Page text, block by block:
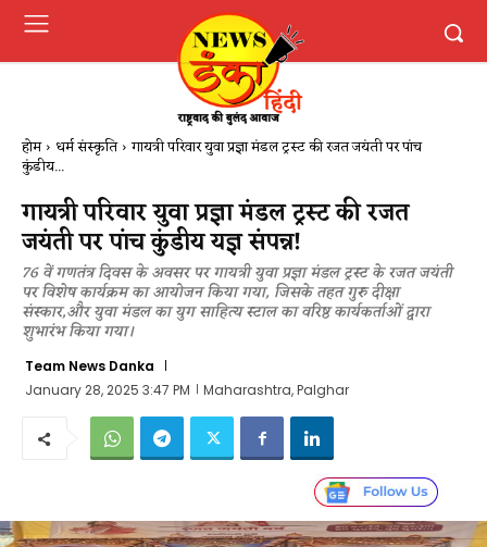
होम धर्म संस्कृति गायत्री परिवार युवा प्रज्ञा मंडल ट्रस्ट की रजत जयंती पर पांच
कुंडीय...
गायत्री परिवार युवा प्रज्ञा मंडल ट्रस्ट की रजत
जयंती पर पांच कुंडीय यज्ञ संपन्न!
76 वें गणतंत्र दिवस के अवसर पर गायत्री युवा प्रज्ञा मंडल ट्रस्ट के रजत जयंती
पर विशेष कार्यक्रम का आयोजन किया गया, जिसके तहत गुरु दीक्षा
संस्कार,और युवा मंडल का युग साहित्य स्टाल का वरिष्ठ कार्यकर्ताओं द्वारा
शुभारंभ किया गया।
Team News Danka
January 28, 2025 3:47 PM
Maharashtra, Palghar